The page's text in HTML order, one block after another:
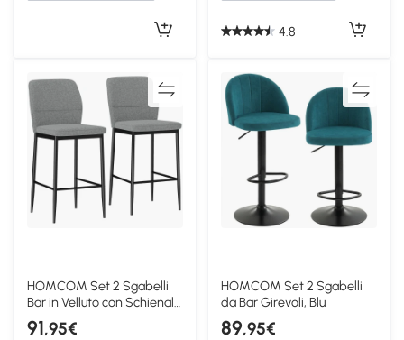
4.8
HOMCOM Set 2 Sgabelli
Bar in Velluto con Schienale
Grigio
91,95€
HOMCOM Set 2 Sgabelli
da Bar Girevoli, Blu
89,95€